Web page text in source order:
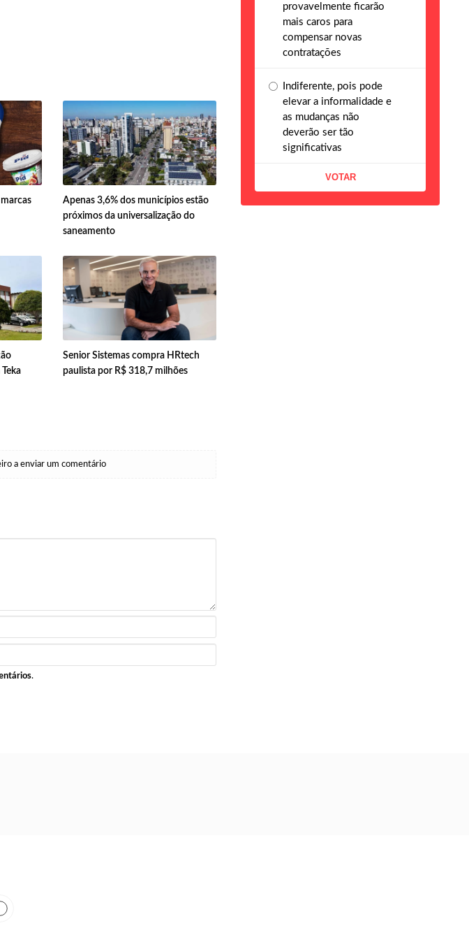
Apenas 3,6% dos municípios estão
próximos da universalização do
saneamento
Senior Sistemas compra HRtech
paulista por R$ 318,7 milhões
a enviar um comentário
.
provavelmente ficarão
mais caros para
compensar novas
contratações
Indiferente, pois pode
elevar a informalidade e
as mudanças não
deverão ser tão
significativas